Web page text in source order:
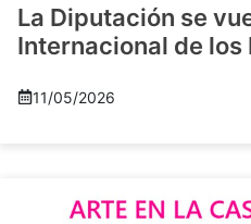
La Diputación se
Internacional de los
11/05/2026